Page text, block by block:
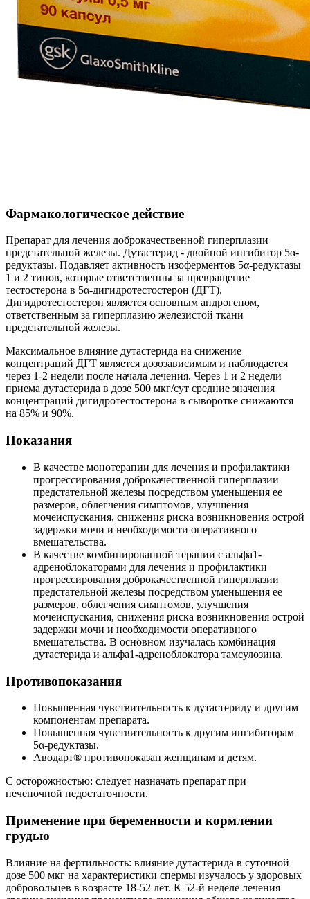
Фармакологическое действие
Препарат для лечения доброкачественной гиперплазии
предстательной железы. Дутастерид - двойной ингибитор 5α-
редуктазы. Подавляет активность изоферментов 5α-редуктазы
1 и 2 типов, которые ответственны за превращение
тестостерона в 5α-дигидротестостерон (ДГТ).
Дигидротестостерон является основным андрогеном,
ответственным за гиперплазию железистой ткани
предстательной железы.
Максимальное влияние дутастерида на снижение
концентраций ДГТ является дозозависимым и наблюдается
через 1-2 недели после начала лечения. Через 1 и 2 недели
приема дутастерида в дозе 500 мкг/сут средние значения
концентраций дигидротестостерона в сыворотке снижаются
на 85% и 90%.
Показания
В качестве монотерапии для лечения и профилактики
прогрессирования доброкачественной гиперплазии
предстательной железы посредством уменьшения ее
размеров, облегчения симптомов, улучшения
мочеиспускания, снижения риска возникновения острой
задержки мочи и необходимости оперативного
вмешательства.
В качестве комбинированной терапии с альфа1-
адреноблокаторами для лечения и профилактики
прогрессирования доброкачественной гиперплазии
предстательной железы посредством уменьшения ее
размеров, облегчения симптомов, улучшения
мочеиспускания, снижения риска возникновения острой
задержки мочи и необходимости оперативного
вмешательства. В основном изучалась комбинация
дутастерида и альфа1-адреноблокатора тамсулозина.
Противопоказания
Повышенная чувствительность к дутастериду и другим
компонентам препарата.
Повышенная чувствительность к другим ингибиторам
5α-редуктазы.
Аводарт® противопоказан женщинам и детям.
С осторожностью: следует назначать препарат при
печеночной недостаточности.
Применение при беременности и кормлении
грудью
Влияние на фертильность: влияние дутастерида в суточной
дозе 500 мкг на характеристики спермы изучалось у здоровых
добровольцев в возрасте 18-52 лет. К 52-й неделе лечения